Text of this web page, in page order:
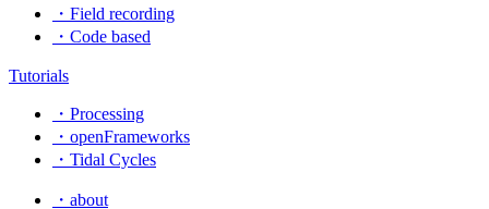
・Field recording
・Code based
Tutorials
・Processing
・openFrameworks
・Tidal Cycles
・about